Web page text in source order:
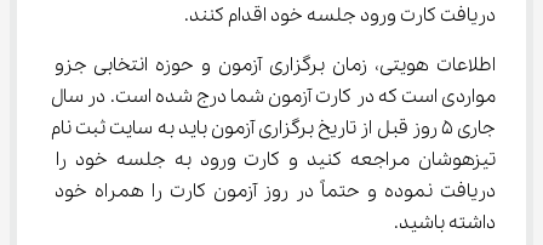
دریافت کارت ورود جلسه خود اقدام کنند.
اطلاعات هویتی، زمان برگزاری آزمون و حوزه انتخابی جزو
مواردی است که در کارت آزمون شما درج شده است. در سال
جاری ۵ روز قبل از تاریخ برگزاری آزمون باید به سایت ثبت نام
تیزهوشان مراجعه کنید و کارت ورود به جلسه خود را
دریافت نموده و حتماً در روز آزمون کارت را همراه خود
داشته باشید.